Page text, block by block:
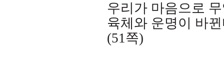
우리가 마음으로
육체와 운명이 바
(51쪽)